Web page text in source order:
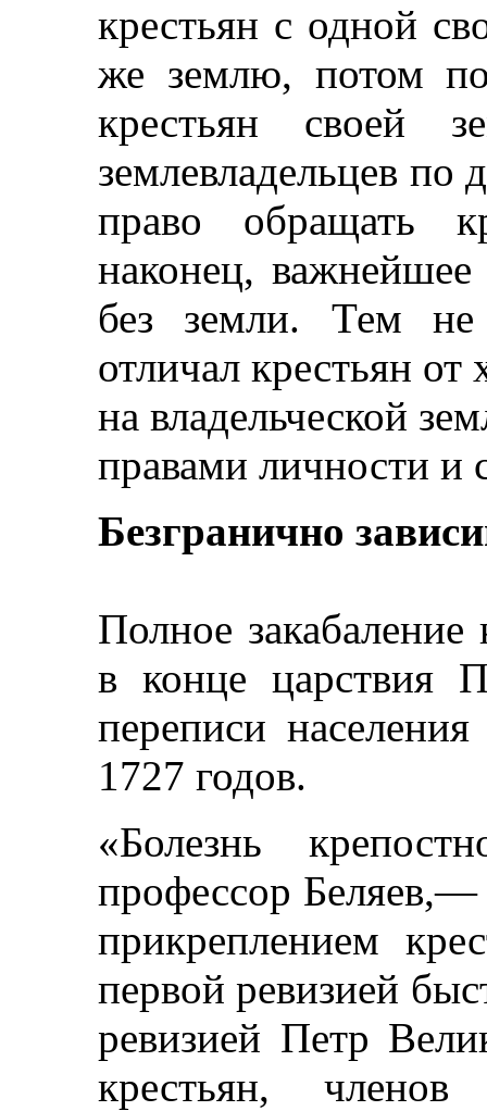
крестьян с одной
же землю, потом
крестьян своей
землевладельцев
право обращать
наконец, важнейшее
без земли. Тем
отличал крестьян
на владельческой
правами личности и
Безгранично
Полное
в конце царствия
переписи
1727 годов.
«Болезнь
профессор Беляев,—
прикреплением
первой ревизией
ревизией Петр
крестьян,